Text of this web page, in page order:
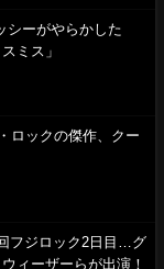
シーがやらかした
ミス」
ロックの傑作、クー
フジロック2日目…グ
ィーザーらが出演！